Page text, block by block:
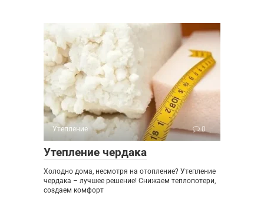
Утепление 0
Утепление чердака
Холодно дома, несмотря на отопление? Утепление
чердака – лучшее решение! Снижаем теплопотери,
создаем комфорт